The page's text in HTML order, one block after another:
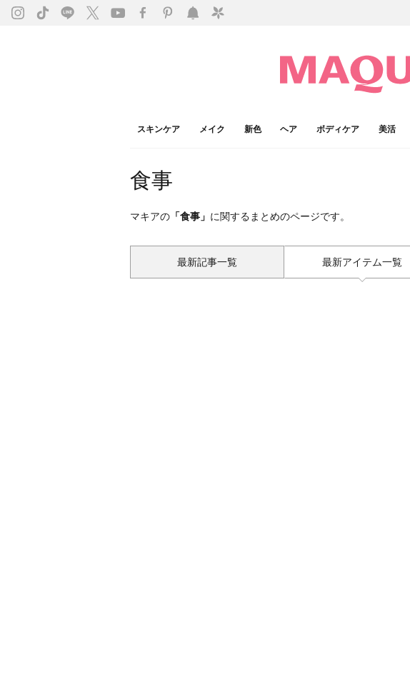
スキンケア メイク 新色 ヘア ボディケア 美活
食事
マキアの 「食事」 に関するまとめのページです。
最新記事一覧 最新アイテム一覧